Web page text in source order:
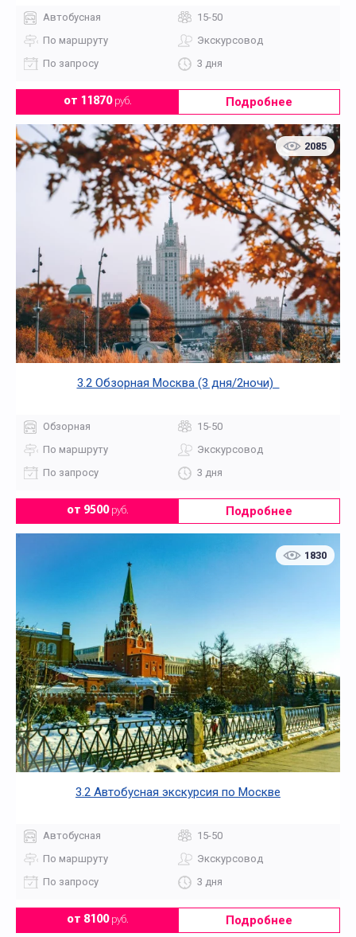
Автобусная
15-50
По маршруту
Экскурсовод
По запросу
3 дня
от 11870руб. Подробнее
2085
3.2 Обзорная Москва (3 дня/2ночи)
Обзорная
15-50
По маршруту
Экскурсовод
По запросу
3 дня
от 9500руб. Подробнее
1830
3.2 Автобусная экскурсия по Москве
Автобусная
15-50
По маршруту
Экскурсовод
По запросу
3 дня
от 8100руб. Подробнее